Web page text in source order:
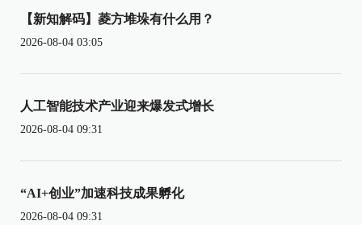
【新知解码】菱方堆垛有什么用？
2026-08-04 03:05
人工智能技术产业迎来爆发式增长
2026-08-04 09:31
“AI+创业”加速科技成果孵化
2026-08-04 09:31